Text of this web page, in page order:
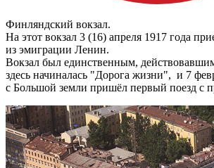
Финляндский вокзал.
На этот вокзал 3 (16) апреля 1917 года
из эмиграции Ленин.
Вокзал был единственным,
здесь начиналась "Дорога жизни", и 7
с Большой земли пришёл первый поезд с